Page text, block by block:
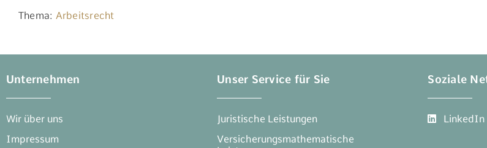
Thema: Arbeitsrecht
Unternehmen
Wir über uns
Impressum
Unser Service für Sie
Juristische Leistungen
Versicherungsmathematische
Soziale
LinkedIn